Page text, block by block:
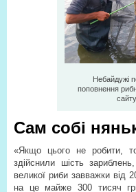
Небайдужі
поповнення
Сам собі
«Якщо цього не робити,
здійснили шість
великої риби завважки від
на це майже 300 тисяч